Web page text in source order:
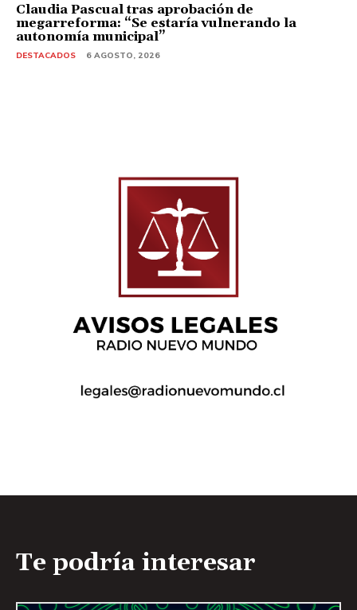
Claudia Pascual tras aprobación de
megarreforma: “Se estaría vulnerando la
autonomía municipal”
DESTACADOS 6 AGOSTO, 2026
Te podría interesar